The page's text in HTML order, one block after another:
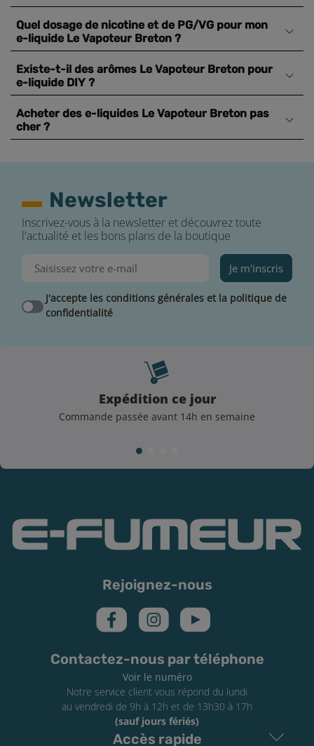
Quel dosage de nicotine et de PG/VG pour mon
e-liquide Le Vapoteur Breton ?
Existe-t-il des arômes Le Vapoteur Breton pour
e-liquide DIY ?
Acheter des e-liquides Le Vapoteur Breton pas
cher ?
Newsletter
Inscrivez-vous à la newsletter et découvrez toute
l'actualité et les bons plans de la boutique
Je m'inscris
J'accepte les conditions générales et la politique de
confidentialité
Expédition ce jour
Commande passée avant 14h en semaine
Rejoignez-nous
Contactez-nous par téléphone
Voir le numéro
Notre service client vous répond du lundi
au vendredi de 9h à 12h et de 13h30 à 17h
(sauf jours fériés)
Accès rapide